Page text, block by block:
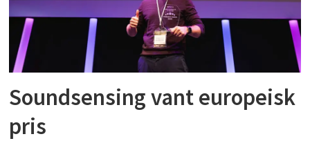
Soundsensing vant europeisk
pris